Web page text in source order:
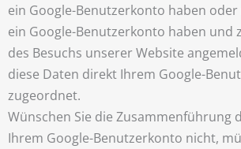
ein Google-Benutzerkonto haben oder
ein Google-Benutzerkonto haben und
des Besuchs unserer Website
diese Daten direkt Ihrem Google-
zugeordnet.
Wünschen Sie die Zusammenführung
Ihrem Google-Benutzerkonto nicht,